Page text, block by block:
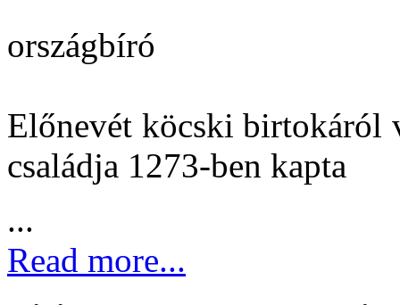
országbíró
Előnevét köcski birtokáról
családja 1273-ben kapta
...
Read more...